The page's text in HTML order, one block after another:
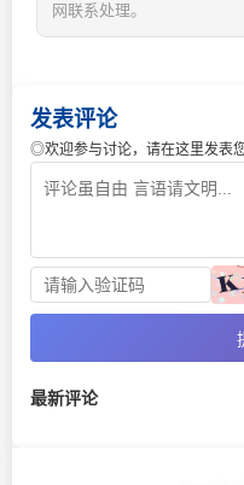
网联系处理。
发表评论
◎欢迎参与讨论，请在这里发表
最新评论